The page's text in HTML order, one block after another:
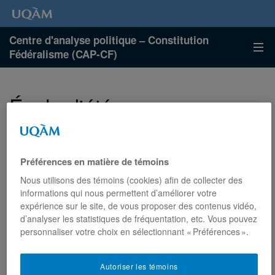
Centre d'analyse politique – Constitution
Fédéralisme (CAP-CF)
École d'été
Préférences en matière de témoins
Nous utilisons des témoins (cookies) afin de collecter des
informations qui nous permettent d’améliorer votre
expérience sur le site, de vous proposer des contenus vidéo,
d’analyser les statistiques de fréquentation, etc. Vous pouvez
personnaliser votre choix en sélectionnant « Préférences ».
Autoriser les témoins